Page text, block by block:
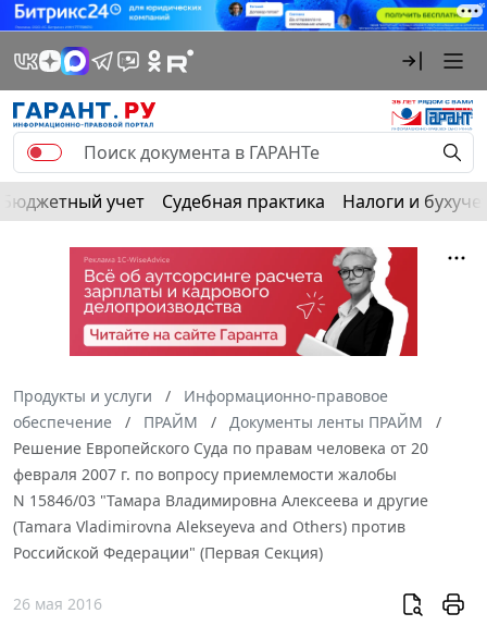
Бюджетный учет Судебная практика Налоги и
Продукты и услуги
Информационно-правовое
обеспечение
ПРАЙМ
Документы ленты ПРАЙМ
Решение Европейского Суда по правам человека от 20
февраля 2007 г. по вопросу приемлемости жалобы
N 15846/03 "Тамара Владимировна Алексеева и другие
(Tamara Vladimirovna Alekseyeva and Others) против
Российской Федерации" (Первая Секция)
26 мая 2016